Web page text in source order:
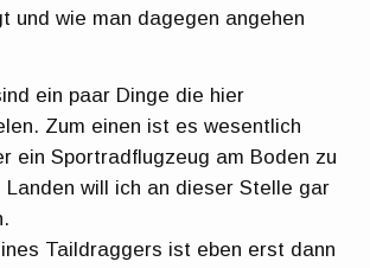
und wie man dagegen angehen
ein paar Dinge die hier
Zum einen ist es wesentlich
ein Sportradflugzeug am Boden zu
Landen will ich an dieser Stelle gar
Taildraggers ist eben erst dann